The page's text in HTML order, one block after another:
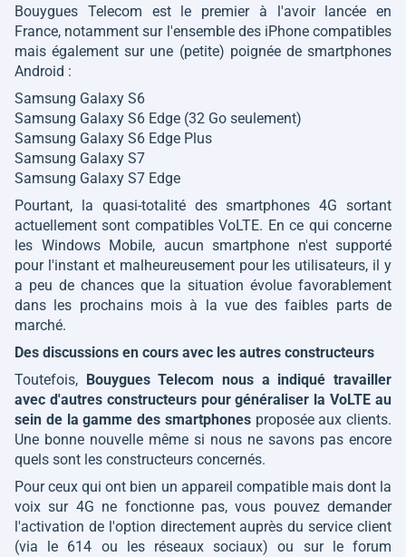
Bouygues Telecom est le premier à l'avoir lancée en
France, notamment sur l'ensemble des iPhone compatibles
mais également sur une (petite) poignée de smartphones
Android :
Samsung Galaxy S6
Samsung Galaxy S6 Edge (32 Go seulement)
Samsung Galaxy S6 Edge Plus
Samsung Galaxy S7
Samsung Galaxy S7 Edge
Pourtant, la quasi-totalité des smartphones 4G sortant
actuellement sont compatibles VoLTE. En ce qui concerne
les Windows Mobile, aucun smartphone n'est supporté
pour l'instant et malheureusement pour les utilisateurs, il y
a peu de chances que la situation évolue favorablement
dans les prochains mois à la vue des faibles parts de
marché.
Des discussions en cours avec les autres constructeurs
Toutefois,
Bouygues Telecom nous a indiqué travailler
avec d'autres constructeurs pour généraliser la VoLTE au
sein de la gamme des smartphonesproposée aux clients.
Une bonne nouvelle même si nous ne savons pas encore
quels sont les constructeurs concernés.
Pour ceux qui ont bien un appareil compatible mais dont la
voix sur 4G ne fonctionne pas, vous pouvez demander
l'activation de l'option directement auprès du service client
(via le 614 ou les réseaux sociaux) ou sur le forum